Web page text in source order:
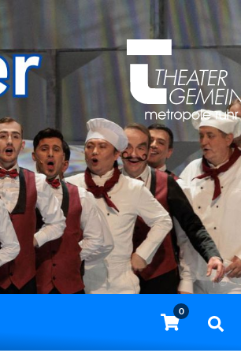
| ©
0